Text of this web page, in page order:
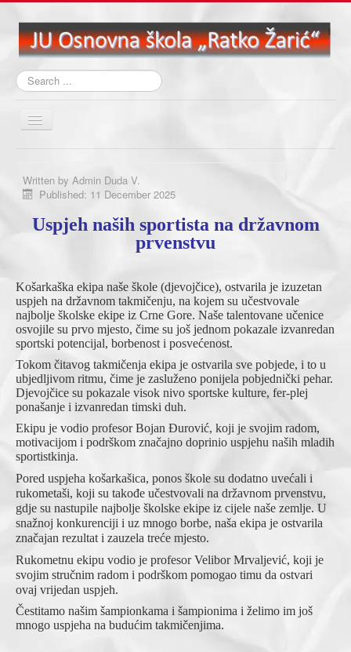
Search
...
Toggle
O školi
Nastava
Biblioteka
Projekti
Školski časopisi
Obavještenja
Kontakt
Written by Admin Duda V.
Published: 11 December 2025
Uspjeh naših sportista na državnom
prvenstvu
Košarkaška ekipa naše škole (djevojčice), ostvarila je izuzetan
uspjeh na državnom takmičenju, na kojem su učestvovale
najbolje školske ekipe iz Crne Gore. Naše talentovane učenice
osvojile su prvo mjesto, čime su još jednom pokazale izvanredan
sportski potencijal, borbenost i posvećenost.
Tokom čitavog takmičenja ekipa je ostvarila sve pobjede, i to u
ubjedljivom ritmu, čime je zasluženo ponijela pobjednički pehar.
Djevojčice su pokazale visok nivo sportske kulture, fer-plej
ponašanje i izvanredan timski duh.
Ekipu je vodio profesor Bojan Đurović, koji je svojim radom,
motivacijom i podrškom značajno doprinio uspjehu naših mladih
sportistkinja.
Pored uspjeha košarkašica, ponos škole su dodatno uvećali i
rukometaši, koji su takođe učestvovali na državnom prvenstvu,
gdje su nastupile najbolje školske ekipe iz cijele naše zemlje. U
snažnoj konkurenciji i uz mnogo borbe, naša ekipa je ostvarila
značajan rezultat i zauzela treće mjesto.
Rukometnu ekipu vodio je profesor Velibor Mrvaljević, koji je
svojim stručnim radom i podrškom pomogao timu da ostvari
ovaj vrijedan uspjeh.
Čestitamo našim šampionkama i šampionima i želimo im još
mnogo uspjeha na budućim takmičenjima.